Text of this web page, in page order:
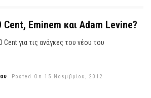
Cent, Eminem και Adam Levine?
Cent για τις ανάγκες του νέου του
Posted On 15 Νοεμβρίου, 2012